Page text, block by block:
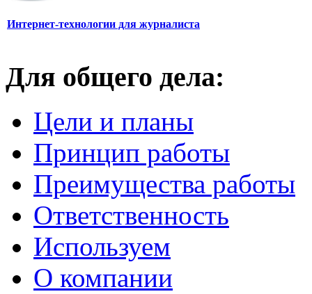
Интернет-технологии для журналиста
Для общего дела:
Цели и планы
Принцип работы
Преимущества работы
Ответственность
Используем
О компании